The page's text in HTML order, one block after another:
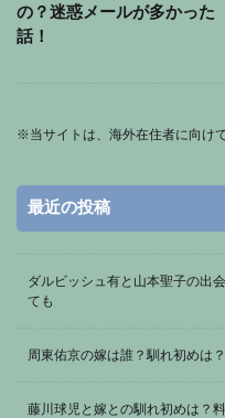
の？迷惑メールが多かった
話！
※当サイトは、海外在住者に向け
最近の投稿
ダルビッシュ有と山本聖子の出
ても
周東佑京の嫁は誰？馴れ初めは
藤川球児と嫁との馴れ初めは？